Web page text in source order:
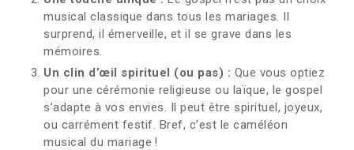
musical classique dans tous les mariages. Il
surprend, il émerveille, et il se grave dans les
mémoires.
Un clin d’œil spirituel (ou pas) : Que vous optiez
pour une cérémonie religieuse ou laïque, le gospel
s’adapte à vos envies. Il peut être spirituel, joyeux,
ou carrément festif. Bref, c’est le caméléon
musical du mariage !